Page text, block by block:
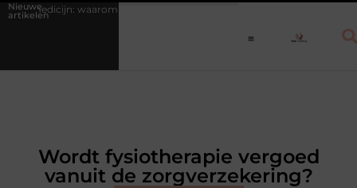
Nieuwe
artikeleneen vast dagritme herstel versnelt bij jongeren
Wordt fysiotherapie vergoed
vanuit de zorgverzekering?